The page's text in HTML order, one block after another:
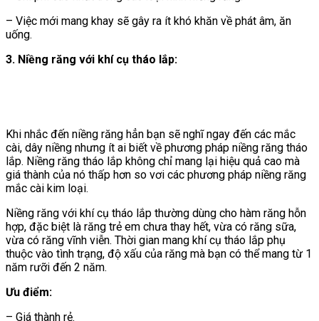
– Việc mới mang khay sẽ gây ra ít khó khăn về phát âm, ăn
uống.
3. Niềng răng với khí cụ tháo lắp:
Khi nhắc đến niềng răng hẳn bạn sẽ nghĩ ngay đến các mắc
cài, dây niềng nhưng ít ai biết về phương pháp niềng răng tháo
lắp. Niềng răng tháo lắp không chỉ mang lại hiệu quả cao mà
giá thành của nó thấp hơn so vơi các phương pháp niềng răng
mắc cài kim loại.
Niềng răng với khí cụ tháo lắp thường dùng cho hàm răng hỗn
hợp, đặc biệt là răng trẻ em chưa thay hết, vừa có răng sữa,
vừa có răng vĩnh viễn. Thời gian mang khí cụ tháo lắp phụ
thuộc vào tình trạng, độ xấu của răng mà bạn có thể mang từ 1
năm rưỡi đến 2 năm.
Ưu điểm:
– Giá thành rẻ.